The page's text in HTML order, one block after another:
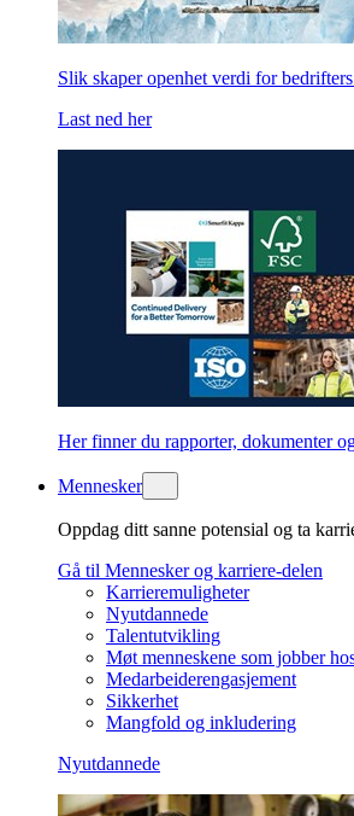
Slik skaper openhet verdi for
Last ned her
Her finner du rapporter, dokumenter
Mennesker
Oppdag ditt sanne potensial og ta
Gå til Mennesker og karriere-delen
Karrieremuligheter
Nyutdannede
Talentutvikling
Møt menneskene som jobber
Medarbeiderengasjement
Sikkerhet
Mangfold og inkludering
Nyutdannede